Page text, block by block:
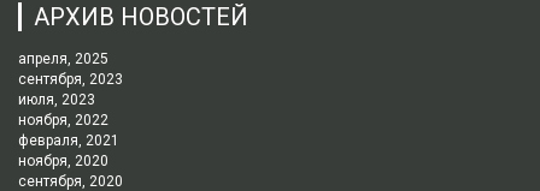
АРХИВ НОВОСТЕЙ
апреля, 2025
сентября, 2023
июля, 2023
ноября, 2022
февраля, 2021
ноября, 2020
сентября, 2020